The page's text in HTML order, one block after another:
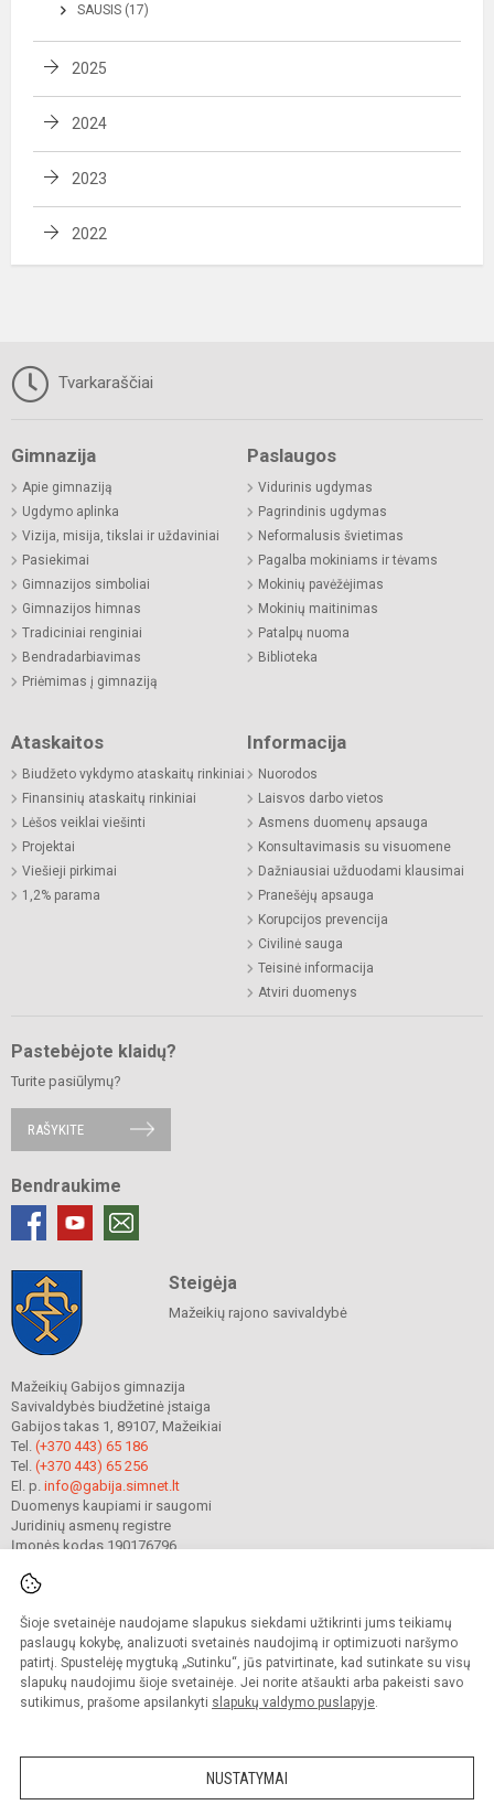
Šioje svetainėje naudojame slapukus siekdami užtikrinti jums teikiamų
paslaugų kokybę, analizuoti svetainės naudojimą ir optimizuoti naršymo
patirtį. Spustelėję mygtuką „Sutinku“, jūs patvirtinate, kad sutinkate su visų
slapukų naudojimu šioje svetainėje. Jei norite atšaukti arba pakeisti savo
sutikimus, prašome apsilankyti slapukų valdymo puslapyje.
NUSTATYMAI
SAUSIS (17)
2025
2024
2023
2022
Tvarkaraščiai
Gimnazija
Apie gimnaziją
Ugdymo aplinka
Vizija, misija, tikslai ir uždaviniai
Pasiekimai
Gimnazijos simboliai
Gimnazijos himnas
Tradiciniai renginiai
Bendradarbiavimas
Priėmimas į gimnaziją
Paslaugos
Vidurinis ugdymas
Pagrindinis ugdymas
Neformalusis švietimas
Pagalba mokiniams ir tėvams
Mokinių pavėžėjimas
Mokinių maitinimas
Patalpų nuoma
Biblioteka
Ataskaitos
Biudžeto vykdymo ataskaitų rinkiniai
Finansinių ataskaitų rinkiniai
Lėšos veiklai viešinti
Projektai
Viešieji pirkimai
1,2% parama
Informacija
Nuorodos
Laisvos darbo vietos
Asmens duomenų apsauga
Konsultavimasis su visuomene
Dažniausiai užduodami klausimai
Pranešėjų apsauga
Korupcijos prevencija
Civilinė sauga
Teisinė informacija
Atviri duomenys
Pastebėjote klaidų?
Turite pasiūlymų?
RAŠYKITE
Bendraukime
Steigėja
Mažeikių rajono savivaldybė
Mažeikių Gabijos gimnazija
Savivaldybės biudžetinė įstaiga
Gabijos takas 1, 89107, Mažeikiai
Tel. (+370 443) 65 186
Tel. (+370 443) 65 256
El. p. info@gabija.simnet.lt
Duomenys kaupiami ir saugomi
Juridinių asmenų registre
Įmonės kodas 190176796
© 2023. Mažeikių Gabijos gimnazija. Visos teisės saugomos.
Kopijuoti turinį be raštiško gimnazijos sutikimo griežtai draudžiama.
Prieinamumo paraiška Slapukų valdymas
Sumanus būdas atnaujinti